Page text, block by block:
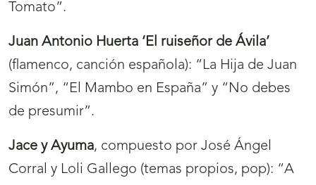
Tomato”.
Juan Antonio Huerta ‘El ruiseñor de Ávila’
(flamenco, canción española): “La Hija de Juan
Simón”, “El Mambo en España” y “No debes
de presumir”.
Jace y Ayuma, compuesto por José Ángel
Corral y Loli Gallego (temas propios, pop): “A